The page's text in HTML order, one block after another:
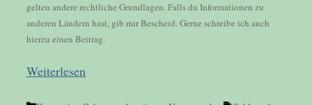
gelten andere rechtliche Grundlagen. Falls du Informationen zu
anderen Ländern hast, gib mir Bescheid. Gerne schreibe ich auch
hierzu einen Beitrag.
Weiterlesen